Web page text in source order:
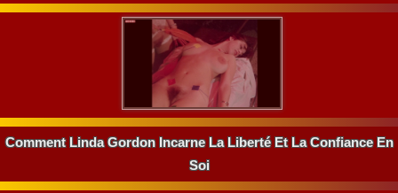
Comment Linda Gordon Incarne La Liberté Et La Confiance En
Soi